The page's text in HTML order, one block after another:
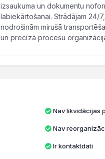
izsaukuma un dokumentu
labiekārtošanai. Strādājam 24/
nodrošinām mirušā
un precīzā procesu
Nav likvidācijas
Nav
Ir kontaktdati